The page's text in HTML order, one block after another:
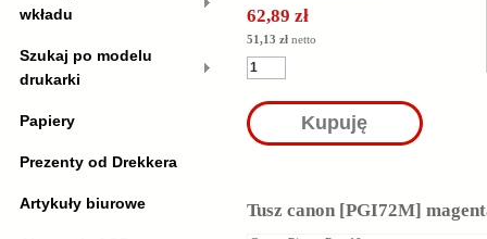
62,89 zł
51,13 zł netto
Kupuję
Tusz canon [PGI72M]
wkładu
Szukaj po modelu
drukarki
Papiery
Prezenty od Drekkera
Artykuły biurowe